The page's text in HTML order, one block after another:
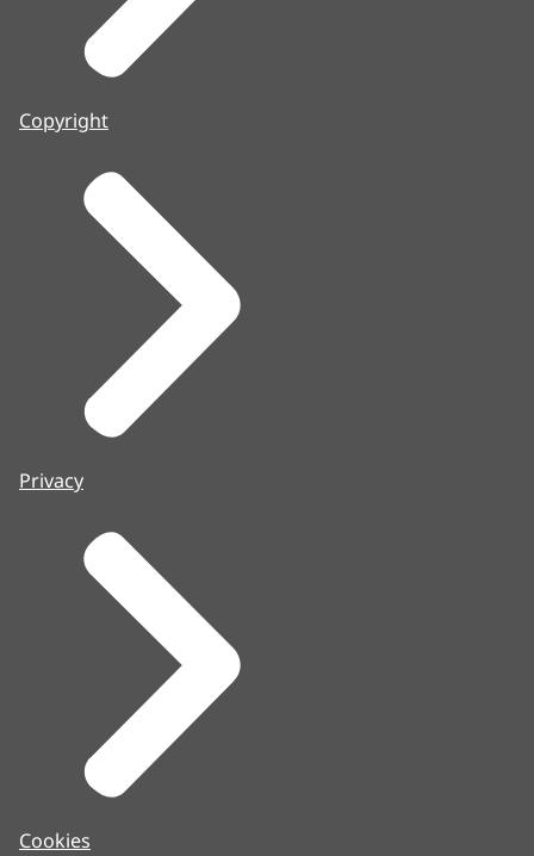
Copyright
Privacy
Cookies